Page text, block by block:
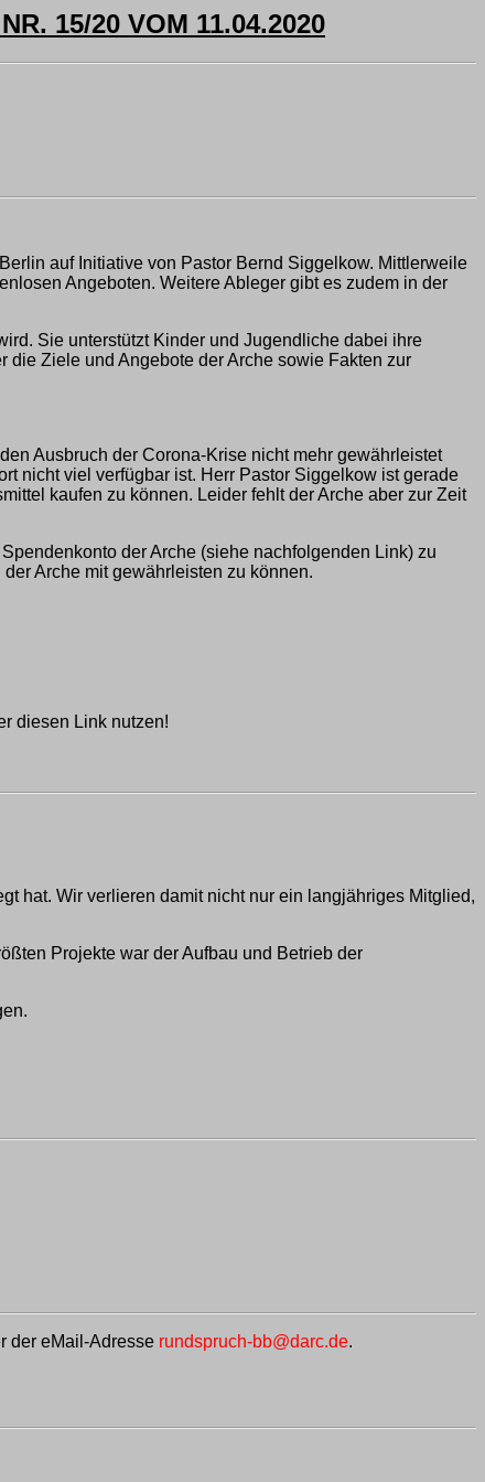
15/20 VOM 11.04.2020
auf Initiative von Pastor Bernd Siggelkow. Mittlerweile
Angeboten. Weitere Ableger gibt es zudem in der
Sie unterstützt Kinder und Jugendliche dabei ihre
die Ziele und Angebote der Arche sowie Fakten zur
Ausbruch der Corona-Krise nicht mehr gewährleistet
nicht viel verfügbar ist. Herr Pastor Siggelkow ist gerade
kaufen zu können. Leider fehlt der Arche aber zur Zeit
der Arche (siehe nachfolgenden Link) zu
Arche mit gewährleisten zu können.
diesen Link nutzen!
hat. Wir verlieren damit nicht nur ein langjähriges Mitglied,
Projekte war der Aufbau und Betrieb der
der eMail-Adresse rundspruch-bb@darc.de.